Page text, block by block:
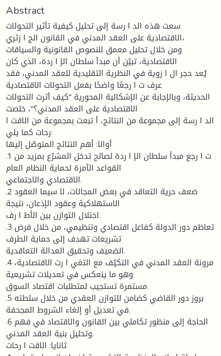
Abstract
سعت هذه الد ا رسة إلى تحليل كيفية تأثير التحولات
الاقتصادية على العقد المدني في القانون الج ا زئري،
ومن خلال تحليل معمق للنصوص القانونية والسياقات
الاقتصادية، تبيّن أن مبدأ سلطان الإ ا ردة، الذي كان
يُعد حجر ال ا زوية في النظرية التقليدية للعقد المدني، فقد
عرف ت ا رجعًا واضحًا بفعل التحولات الاقتصادية
الحديثة، وبالإجابة عن الإشكالية المحورية "كيف أثرت التحولات
الاقتصادية على العقد المدني؟"، خلصت
الد ا رسة إلى مجموعة من النتائج، أ تبعت بمجموعة من الاقت ا
رحات كما يلي:
أوالا: أهم النتائج المتوصّل إليها
.1 ت ا رجع مبدأ سلطان الإ ا ردة لصالح تدخل المشرّع بمزيد من
القواعد الآمرة لحماية النظام العام
الاقتصادي والاجتماعي.
.2 ضعف حرية التعاقد في بعض المجالات، لا سيما العقود
الاستهلاكية وعقود الإذعان، نتيجة
اختلال التوازن بين الأط ا رف.
.3 تعاظم دور الدولة كفاعل اقتصادي وتنظيمي، من خلال فرض
تشريعات تهدف إلى حماية الطرف
الضعيف وتحقيق العدالة التعاقدية.
.4 مرونة العقد المدني في التكيّف مع التغي ا رت الاقتصادية،
وهو ما ينعكس في تعديلات تشريعية
مستمرة تستجيب لمتطلبات اقتصاد السوق.
.5 بروز دور القاضي كضامن للتوازن العقدي من خلال سلطته
في تعديل أو إلغاء الشروط المجحفة.
.6 الحاجة إلى منظور تكاملي بين القانون والاقتصاد في فهم
وتحليل بنية العقد المدني.
ثانايا: الاقت ا رحات